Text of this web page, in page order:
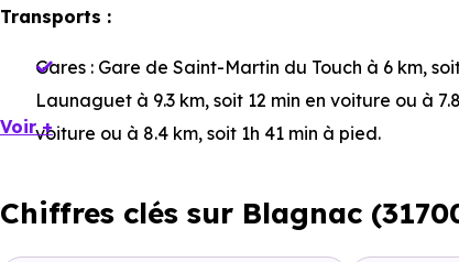
Transports :
Gares : Gare de Saint-Martin du Touch à 6 km,
Launaguet à 9.3 km, soit 12 min en voiture ou à
voiture ou à 8.4 km, soit 1h 41 min à pied.
1 km, soit 2 min en voiture ou à 525 m, soit 6 min à
Voir +
Chiffres clés sur Blagnac